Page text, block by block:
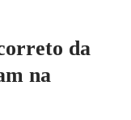
da
na